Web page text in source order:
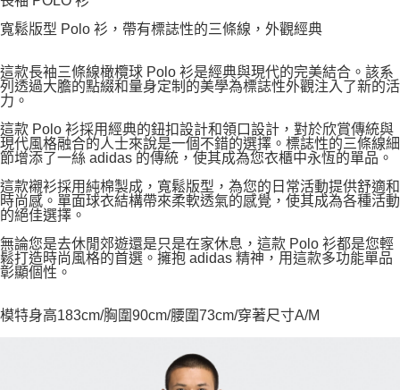
寬鬆版型 Polo 衫，帶有標誌性的三條線，外觀經典
這款長袖三條線橄欖球 Polo 衫是經典與現代的完美結合。該系
列透過大膽的點綴和量身定制的美學為標誌性外觀注入了新的活
力。
這款 Polo 衫採用經典的鈕扣設計和領口設計，對於欣賞傳統與
現代風格融合的人士來說是一個不錯的選擇。標誌性的三條線細
節增添了一絲 adidas 的傳統，使其成為您衣櫃中永恆的單品。
這款襯衫採用純棉製成，寬鬆版型，為您的日常活動提供舒適和
時尚感。單面球衣結構帶來柔軟透氣的感覺，使其成為各種活動
的絕佳選擇。
無論您是去休閒郊遊還是只是在家休息，這款 Polo 衫都是您輕
鬆打造時尚風格的首選。擁抱 adidas 精神，用這款多功能單品
彰顯個性。
模特身高183cm/胸圍90cm/腰圍73cm/穿著尺寸A/M